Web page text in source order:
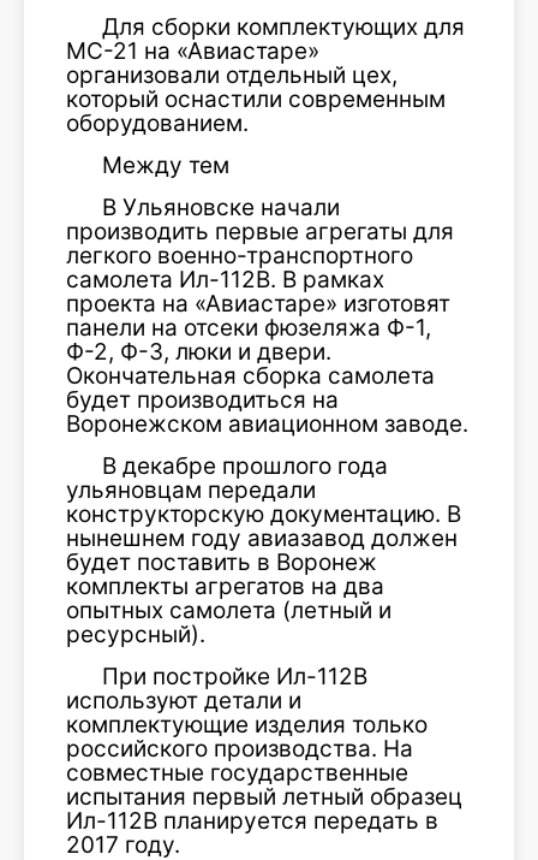
Для сборки комплектующих для
МС-21 на «Авиастаре»
организовали отдельный цех,
который оснастили современным
оборудованием.
Между тем
В Ульяновске начали
производить первые агрегаты для
легкого военно-транспортного
самолета Ил-112В. В рамках
проекта на «Авиастаре» изготовят
панели на отсеки фюзеляжа Ф-1,
Ф-2, Ф-3, люки и двери.
Окончательная сборка самолета
будет производиться на
Воронежском авиационном заводе.
В декабре прошлого года
ульяновцам передали
конструкторскую документацию. В
нынешнем году авиазавод должен
будет поставить в Воронеж
комплекты агрегатов на два
опытных самолета (летный и
ресурсный).
При постройке Ил-112В
используют детали и
комплектующие изделия только
российского производства. На
совместные государственные
испытания первый летный образец
Ил-112В планируется передать в
2017 году.